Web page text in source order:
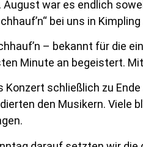
August war es endlich
bei uns in
– bekannt für die
Minute an begeistert.
Konzert schließlich zu
den Musikern. Viele